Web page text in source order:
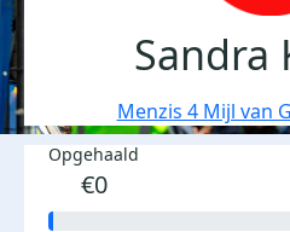
Sandra
Menzis 4 Mijl van
Opgehaald
€0